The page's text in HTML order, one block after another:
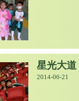
星光大道
2014-06-21